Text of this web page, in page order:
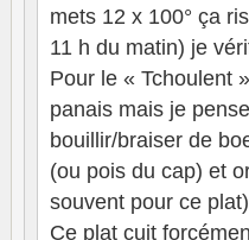
mets 12 x 100° ça
11 h du matin) je
Pour le « Tchoulent
panais mais je
bouillir/braiser de
(ou pois du cap) et
souvent pour ce
Ce plat cuit